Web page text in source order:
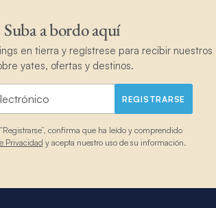
Suba a bordo aquí
en tierra y regístrese para recibir
yates, ofertas y destinos.
REGISTRARSE
confirma que ha leído y comprendido
Privacidad y acepta nuestro uso de su información.